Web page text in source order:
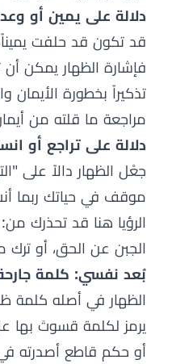
دلالة على يمين أو
قد تكون قد حلفت
فإشارة الظهار يمكن
تذكيراً بخطورة الأيمان
مراجعة ما قلته من
دلالة على تراجع أو
جعْل الظهار دالاً على
موقف في حياتك ربما
الرؤيا هنا قد تحذرك من:
الجبن عن الحق، أو
بُعد نفسي: كلمة
الظهار في أصله كلمة
يرمز لكلمة قسوتَ
أو حكم قاطع أصدرته